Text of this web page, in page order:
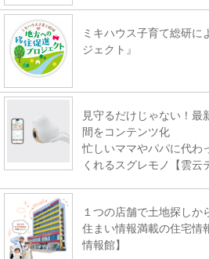
ミキハウス子育て総研に
ジェクト』
見守るだけじゃない！最
間をコンテンツ化
忙しいママやパパに代わ
くれるスグレモノ【雲云
１つの店舗で土地探し
住まい情報満載の住宅情
情報館】